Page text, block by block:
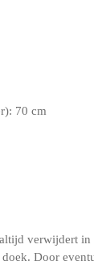
70 cm
verwijdert
Door